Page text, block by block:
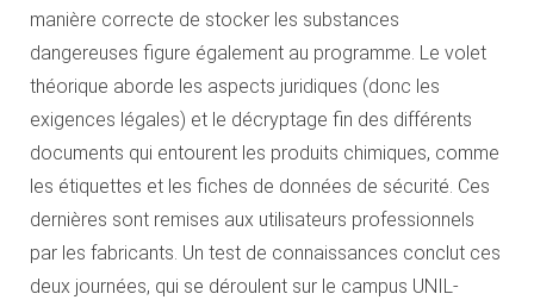
manière correcte de stocker les substances
dangereuses figure également au programme. Le volet
théorique aborde les aspects juridiques (donc les
exigences légales) et le décryptage fin des différents
documents qui entourent les produits chimiques, comme
les étiquettes et les fiches de données de sécurité. Ces
dernières sont remises aux utilisateurs professionnels
par les fabricants. Un test de connaissances conclut ces
deux journées, qui se déroulent sur le campus UNIL-